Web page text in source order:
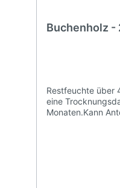
Buchenholz -
Restfeuchte über
eine
Monaten.Kann